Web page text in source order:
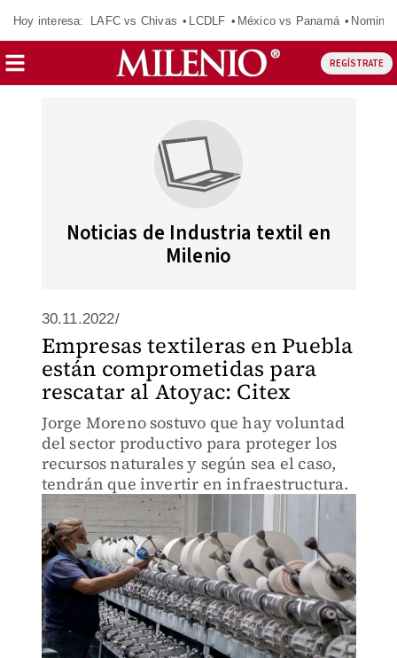
Hoy interesa: LAFC vs Chivas LCDLF México vs Panamá
REGÍSTRATE
Noticias de Industria textil en
Milenio
30.11.2022/
Empresas textileras en Puebla
están comprometidas para
rescatar al Atoyac: Citex
Jorge Moreno sostuvo que hay voluntad
del sector productivo para proteger los
recursos naturales y según sea el caso,
tendrán que invertir en infraestructura.